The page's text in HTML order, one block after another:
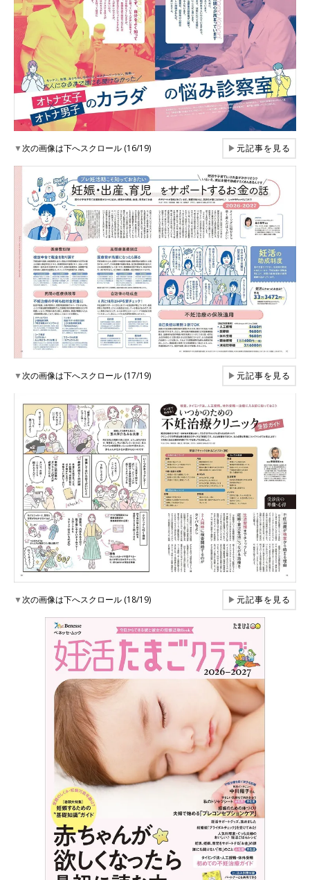
▼次の画像は下へスクロール (16/19) ▶元記事を見る
▼次の画像は下へスクロール (17/19) ▶元記事を見る
▼次の画像は下へスクロール (18/19) ▶元記事を見る